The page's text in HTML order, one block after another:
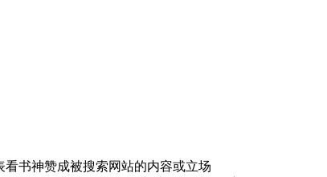
书神赞成被搜索网站的内容或立场